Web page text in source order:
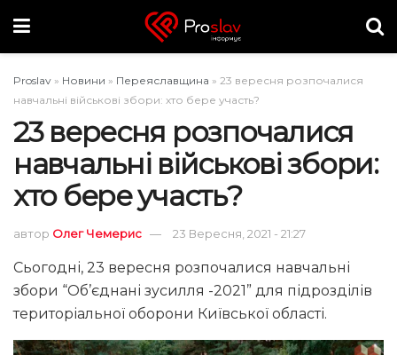
Proslav » Новини » Переяславщина » 23 вересня розпочалися
навчальні військові збори: хто бере участь?
23 вересня розпочалися
навчальні військові збори:
хто бере участь?
автор Олег Чемерис 23 Вересня, 2021 - 21:27
Сьогодні, 23 вересня розпочалися навчальні
збори “Об’єднані зусилля -2021” для підрозділів
територіальної оборони Київської області.